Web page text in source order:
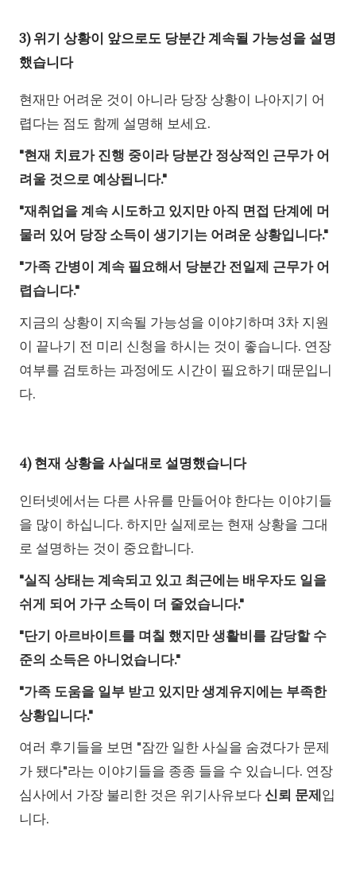
3) 위기 상황이 앞으로도 당분간 계속될 가능성을 설명
했습니다
현재만 어려운 것이 아니라 당장 상황이 나아지기 어
렵다는 점도 함께 설명해 보세요.
"현재 치료가 진행 중이라 당분간 정상적인 근무가 어
려울 것으로 예상됩니다."
"재취업을 계속 시도하고 있지만 아직 면접 단계에 머
물러 있어 당장 소득이 생기기는 어려운 상황입니다."
"가족 간병이 계속 필요해서 당분간 전일제 근무가 어
렵습니다."
지금의 상황이 지속될 가능성을 이야기하며 3차 지원
이 끝나기 전 미리 신청을 하시는 것이 좋습니다. 연장
여부를 검토하는 과정에도 시간이 필요하기 때문입니
다.
4) 현재 상황을 사실대로 설명했습니다
인터넷에서는 다른 사유를 만들어야 한다는 이야기들
을 많이 하십니다. 하지만 실제로는 현재 상황을 그대
로 설명하는 것이 중요합니다.
"실직 상태는 계속되고 있고 최근에는 배우자도 일을
쉬게 되어 가구 소득이 더 줄었습니다."
"단기 아르바이트를 며칠 했지만 생활비를 감당할 수
준의 소득은 아니었습니다."
"가족 도움을 일부 받고 있지만 생계유지에는 부족한
상황입니다."
여러 후기들을 보면 "잠깐 일한 사실을 숨겼다가 문제
가 됐다"라는 이야기들을 종종 들을 수 있습니다. 연장
심사에서 가장 불리한 것은 위기사유보다신뢰 문제입
니다.